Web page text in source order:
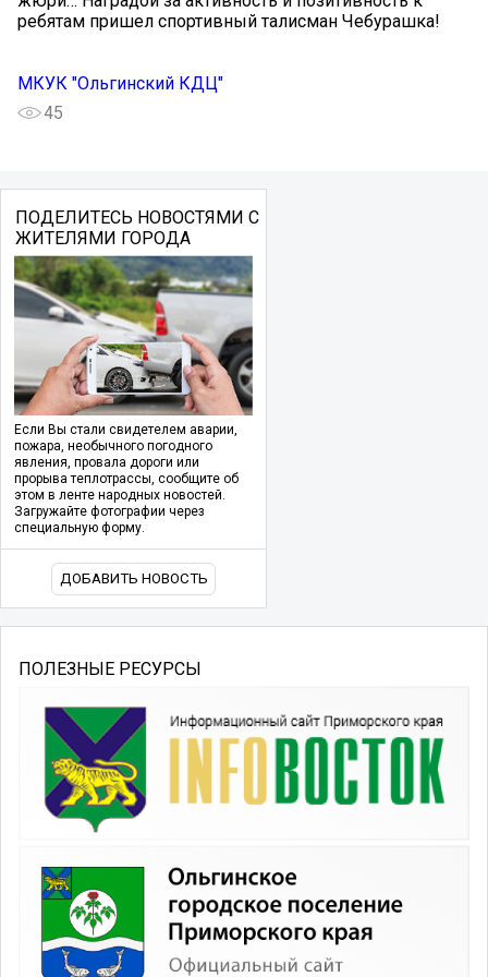
ребятам пришел спортивный талисман Чебурашка!
МКУК "Ольгинский КДЦ"
45
ПОДЕЛИТЕСЬ НОВОСТЯМИ С
ЖИТЕЛЯМИ ГОРОДА
Если Вы стали свидетелем аварии,
пожара, необычного погодного
явления, провала дороги или
прорыва теплотрассы, сообщите об
этом в ленте народных новостей.
Загружайте фотографии через
специальную форму.
ДОБАВИТЬ НОВОСТЬ
ПОЛЕЗНЫЕ РЕСУРСЫ